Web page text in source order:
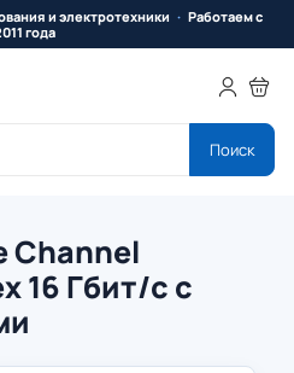
и электротехники
Работаем с
года
Поиск
Channel
16 Гбит/с с